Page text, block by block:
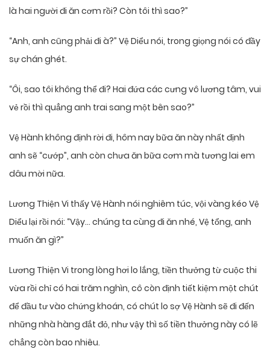
là hai người đi ăn cơm rồi? Còn tôi thì sao?”
“Anh, anh cũng phải đi à?” Vệ Diểu nói, trong giọng nói có đầy
sự chán ghét.
“Ôi, sao tôi không thể đi? Hai đứa các cưng vô lương tâm, vui
vẻ rồi thì quẳng anh trai sang một bên sao?”
Vệ Hành không định rời đi, hôm nay bữa ăn này nhất định
anh sẽ “cướp”, anh còn chưa ăn bữa cơm mà tương lai em
dâu mời nữa.
Lương Thiện Vi thấy Vệ Hành nói nghiêm túc, vội vàng kéo Vệ
Diểu lại rồi nói: “Vậy… chúng ta cùng đi ăn nhé, Vệ tổng, anh
muốn ăn gì?”
Lương Thiện Vi trong lòng hơi lo lắng, tiền thưởng từ cuộc thi
vừa rồi chỉ có hai trăm nghìn, cô còn định tiết kiệm một chút
để đầu tư vào chứng khoán, có chút lo sợ Vệ Hành sẽ đi đến
những nhà hàng đắt đỏ, như vậy thì số tiền thưởng này có lẽ
chẳng còn bao nhiêu.